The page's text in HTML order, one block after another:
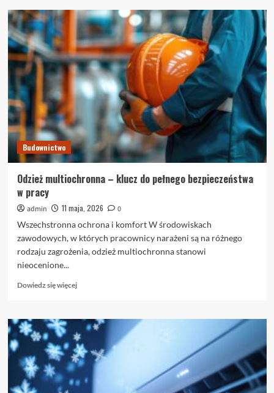
o
Kinoteka
niezwykła
historia
i
bogaty
repertuar
filmowy
sercu
Warszawy
Budownictwo
Odzież multiochronna – klucz do pełnego bezpieczeństwa
w pracy
admin 11 maja, 2026
0
Wszechstronna ochrona i komfort W środowiskach
zawodowych, w których pracownicy narażeni są na różnego
rodzaju zagrożenia, odzież multiochronna stanowi
nieocenione...
Dowiedz się więcejDowiedz
o
Odzież
multiochronna
–
klucz
pełnego